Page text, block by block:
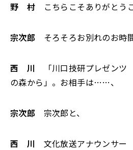
野 村 こちらこそありがとう
宗次郎 そろそろお別れのお時間
西 川 「川口技研プレゼン
の森から」。お相手は……、
宗次郎 宗次郎と、
西 川 文化放送アナウンサー